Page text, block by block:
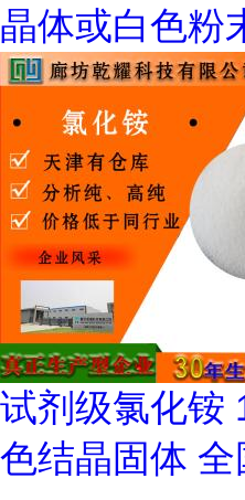
晶体或白色粉
试剂级氯化铵
色结晶固体 全